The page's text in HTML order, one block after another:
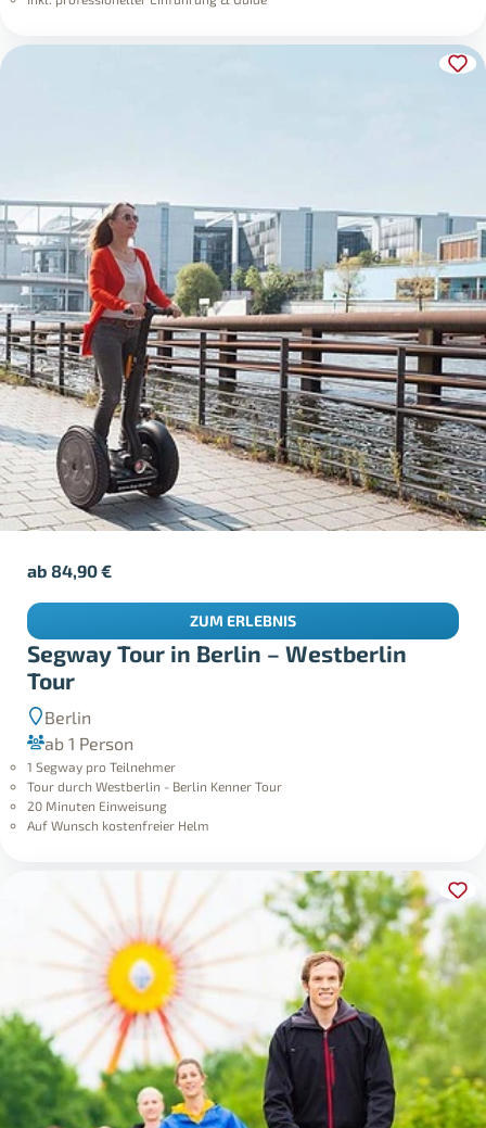
Segway Tour in Berlin – Westberlin
Tour
Berlin
ab 1 Person
1 Segway pro Teilnehmer
Tour durch Westberlin - Berlin Kenner Tour
20 Minuten Einweisung
Auf Wunsch kostenfreier Helm
ab84,90€
ZUM ERLEBNIS